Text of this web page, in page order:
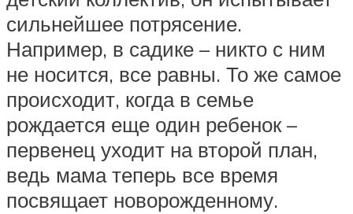
сильнейшее потрясение.
Например, в садике – никто с ним
не носится, все равны. То же самое
происходит, когда в семье
рождается еще один ребенок –
первенец уходит на второй план,
ведь мама теперь все время
посвящает новорожденному.